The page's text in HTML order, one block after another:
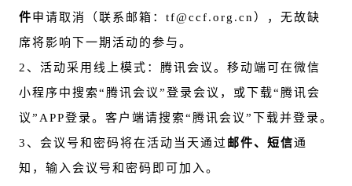
件申请取消（联系邮箱： tf@ccf.org.cn），无故缺
席将影响下一期活动的参与。
2、活动采用线上模式：腾讯会议。移动端可在微信
小程序中搜索“腾讯会议”登录会议，或下载“腾讯会
议”APP登录。客户端请搜索“腾讯会议”下载并登录。
3、会议号和密码将在活动当天通过邮件、短信通
知，输入会议号和密码即可加入。